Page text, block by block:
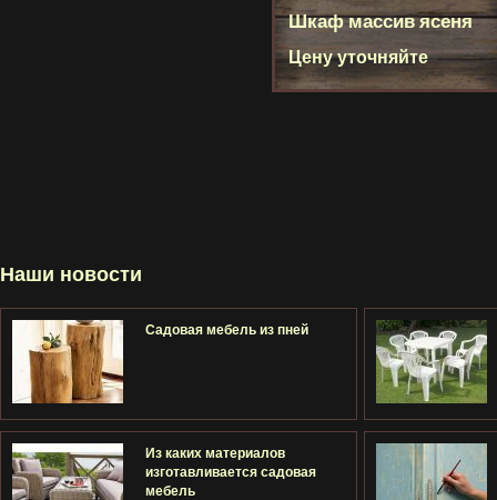
Шкаф массив ясеня
Цену уточняйте
Наши новости
Садовая мебель из пней
Из каких материалов
изготавливается садовая
мебель